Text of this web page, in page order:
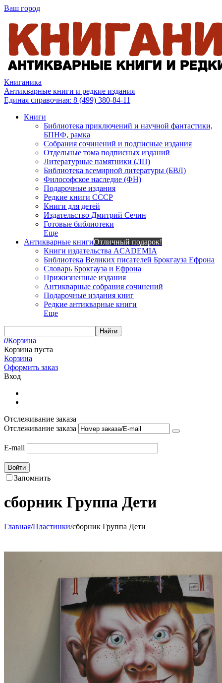
Ваш город
Книганика
Антикварные книги и редкие издания
Единая справочная: 8 (499) 380-84-11
Книги
Библиотека приключений и научной фантастики,
БПНФ, рамка
Собрания сочинений и подписные издания
Отдельные тома подписных изданий
Литературные памятники (ЛП)
Библиотека всемирной литературы (БВЛ)
Философское наследие (ФН)
Подарочные издания
Редкие книги СССР
Книги для детей
Издательство Дмитрий Сечин
Готовые библиотеки
Еще
Антикварные книгиОтличный подарок!
Книги издательства ACADEMIA
Библиотека Великих писателей Брокгауза Ефрона
Словарь Брокгауза и Ефрона
Прижизненные издания
Антикварные собрания сочинений
Подарочные издания книг
Редкие антикварные книги
Еще
Найти
0Корзина
Корзина пуста
Корзина
Оформить заказ
Вход
Отслеживание заказа
Отслеживание заказа
E-mail
Войти
Запомнить
сборник Группа Дети
Главная/Пластинки/сборник Группа Дети